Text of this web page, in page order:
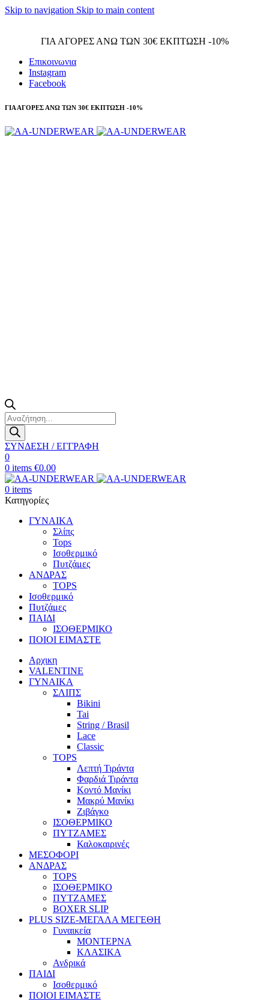
Skip to navigation Skip to main content
ΓΙΑ ΑΓΟΡΕΣ ΑΝΩ ΤΩΝ 30€ ΕΚΠΤΩΣΗ -10%
Επικοινωνια
Instagram
Facebook
ΓΙΑ ΑΓΟΡΕΣ ΑΝΩ ΤΩΝ 30€ ΕΚΠΤΩΣΗ -10%
Products
search
ΣΥΝΔΕΣΗ / ΕΓΓΡΑΦΗ
0
0 items €0.00
0 items
Κατηγορίες
ΓΥΝΑΙΚΑ
Σλίπς
Tops
Ισοθερμικό
Πυτζάμες
ΑΝΔΡΑΣ
TOPS
Ισοθερμικό
Πυτζάμες
ΠΑΙΔΙ
ΙΣΟΘΕΡΜΙΚΟ
ΠΟΙΟΙ ΕΙΜΑΣΤΕ
Αρχικη
VALENTINE
ΓΥΝΑΙΚΑ
ΣΛΙΠΣ
Bikini
Tai
String / Brasil
Lace
Classic
TOPS
Λεπτή Τιράντα
Φαρδιά Τιράντα
Κοντό Μανίκι
Μακρύ Μανίκι
Ζιβάγκο
ΙΣΟΘΕΡΜΙΚΟ
ΠΥΤΖΑΜΕΣ
Καλοκαιρινές
ΜΕΣΟΦΟΡΙ
ΑΝΔΡΑΣ
TOPS
ΙΣΟΘΕΡΜΙΚΟ
ΠΥΤΖΑΜΕΣ
BOXER SLIP
PLUS SIZE-ΜΕΓΑΛΑ ΜΕΓΕΘΗ
Γυναικεία
ΜΟΝΤΕΡΝΑ
ΚΛΑΣΙΚΑ
Ανδρικά
ΠΑΙΔΙ
Ισοθερμικό
ΠΟΙΟΙ ΕΙΜΑΣΤΕ